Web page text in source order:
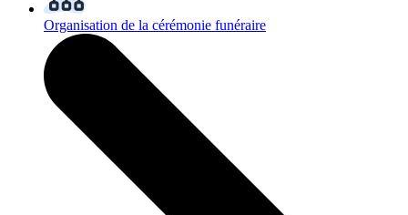
Organisation de la cérémonie funéraire